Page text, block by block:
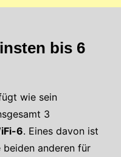
bis 6
wie sein
3
6. Eines davon ist
anderen für